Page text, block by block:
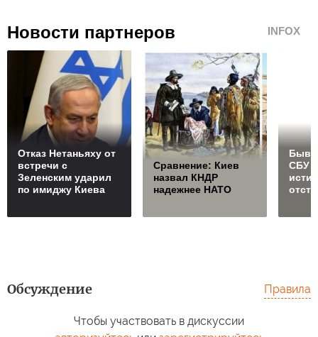
Новости партнеров INFOX
Отказ Нетаньяху от
встречи с
Зеленским ударил
по имиджу Киева
Сравнение: Киев
назвал КНДР
надежнее НАТО
СБУ
Обсуждение Правила
Чтобы участвовать в дискуссии